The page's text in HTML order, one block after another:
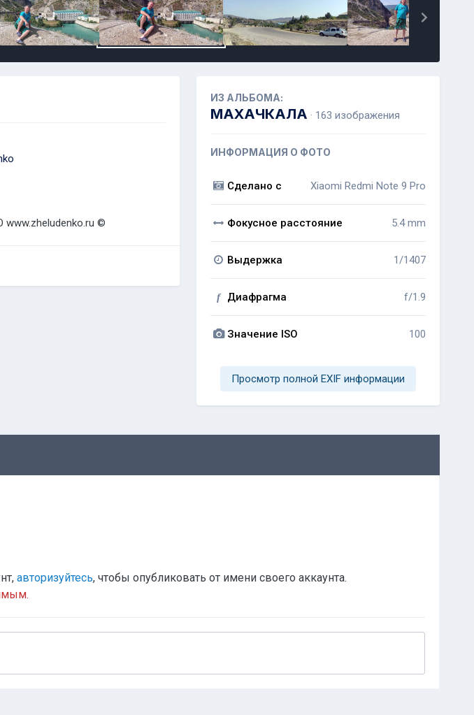
www.zheludenko.ru ©
ИЗ АЛЬБОМА:
МАХАЧКАЛА · 163 изображения
ИНФОРМАЦИЯ О ФОТО
Сделано с Xiaomi Redmi Note 9 Pro
Фокусное расстояние 5.4 mm
Выдержка 1/1407
f Диафрагма f/1.9
Значение ISO 100
Просмотр полной EXIF информации
авторизуйтесь, чтобы опубликовать от имени своего аккаунта.